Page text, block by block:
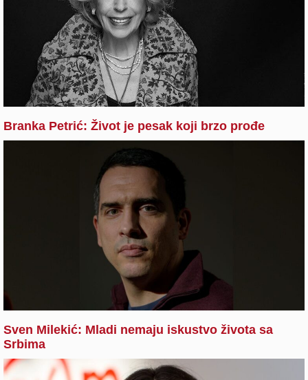
Branka Petrić: Život je pesak koji brzo prođe
Sven Milekić: Mladi nemaju iskustvo života sa
Srbima